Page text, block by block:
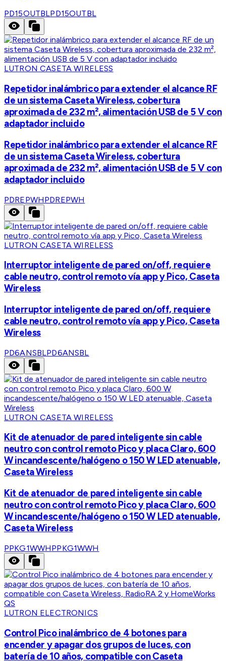
PD15OUTBLPD15OUTBL
LUTRON CASETA WIRELESS
Repetidor inalámbrico para extender el alcance RF
de un sistema Caseta Wireless, cobertura
aproximada de 232 m², alimentación USB de 5 V con
adaptador incluido
Repetidor inalámbrico para extender el alcance RF
de un sistema Caseta Wireless, cobertura
aproximada de 232 m², alimentación USB de 5 V con
adaptador incluido
PDREPWHPDREPWH
LUTRON CASETA WIRELESS
Interruptor inteligente de pared on/off, requiere
cable neutro, control remoto vía app y Pico, Caseta
Wireless
Interruptor inteligente de pared on/off, requiere
cable neutro, control remoto vía app y Pico, Caseta
Wireless
PD6ANSBLPD6ANSBL
LUTRON CASETA WIRELESS
Kit de atenuador de pared inteligente sin cable
neutro con control remoto Pico y placa Claro, 600
W incandescente/halógeno o 150 W LED atenuable,
Caseta Wireless
Kit de atenuador de pared inteligente sin cable
neutro con control remoto Pico y placa Claro, 600
W incandescente/halógeno o 150 W LED atenuable,
Caseta Wireless
PPKG1WWHPPKG1WWH
LUTRON ELECTRONICS
Control Pico inalámbrico de 4 botones para
encender y apagar dos grupos de luces, con
batería de 10 años, compatible con Caseta